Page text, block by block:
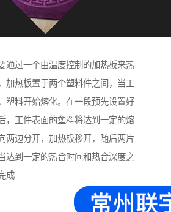
通过一个由温度控制的加热板来热
加热板置于两个塑料件之间，当工
塑料开始熔化。在一段预先设置好
，工件表面的塑料将达到一定的熔
两边分开，加热板移开，随后两片
达到一定的热合时间和热合深度之
成